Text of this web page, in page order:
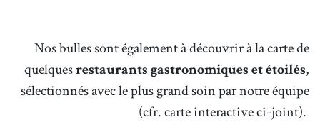
Nos bulles sont également à découvrir à la carte de
quelquesrestaurants gastronomiques et étoilés,
sélectionnés avec le plus grand soin par notre équipe
(cfr. carte interactive ci-joint).